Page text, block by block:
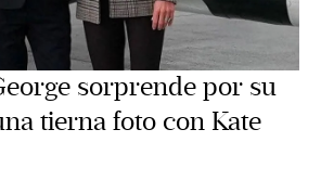
sorprende por su
tierna foto con Kate